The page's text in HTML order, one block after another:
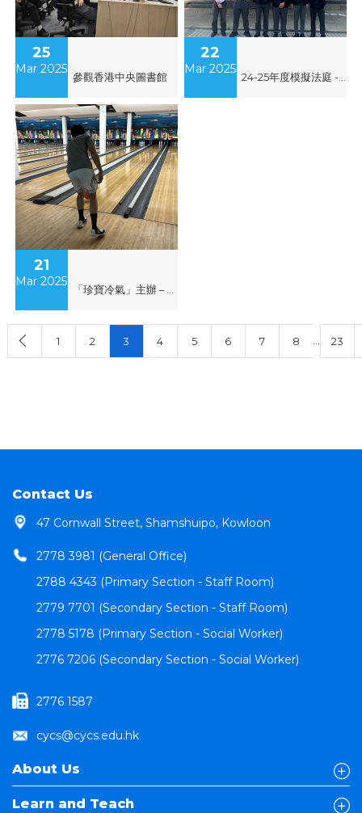
25
Mar 2025
參觀香港中央圖書館
22
Mar 2025
24-25年度模擬法庭 - 公義教育計劃體驗賽（比賽日）
21
Mar 2025
「珍寶冷氣」主辦 – 青少年保齡球訓練班( 第二階段)
1 2 3 4 5 6 7 8 … 23
Contact Us
47 Cornwall Street, Shamshuipo, Kowloon
2778 3981 (General Office)
2788 4343 (Primary Section - Staff Room)
2779 7701 (Secondary Section - Staff Room)
2778 5178 (Primary Section - Social Worker)
2776 7206 (Secondary Section - Social Worker)
2776 1587
cycs@cycs.edu.hk
About Us
Learn and Teach